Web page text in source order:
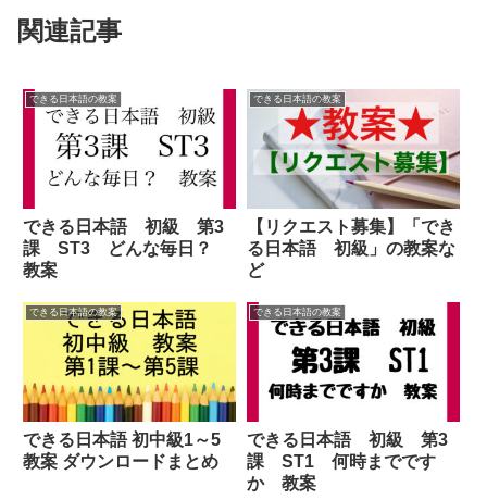
関連記事
できる日本語の教案
できる日本語 初級 第3
課 ST3 どんな毎日？
教案
できる日本語の教案
【リクエスト募集】「でき
る日本語 初級」の教案な
ど
できる日本語の教案
できる日本語 初中級1～5
教案 ダウンロードまとめ
できる日本語の教案
できる日本語 初級 第3
課 ST1 何時までです
か 教案